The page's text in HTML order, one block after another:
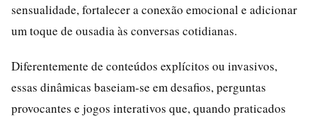
sensualidade, fortalecer a conexão emocional e adicionar
um toque de ousadia às conversas cotidianas.
Diferentemente de conteúdos explícitos ou invasivos,
essas dinâmicas baseiam-se em desafios, perguntas
provocantes e jogos interativos que, quando praticados